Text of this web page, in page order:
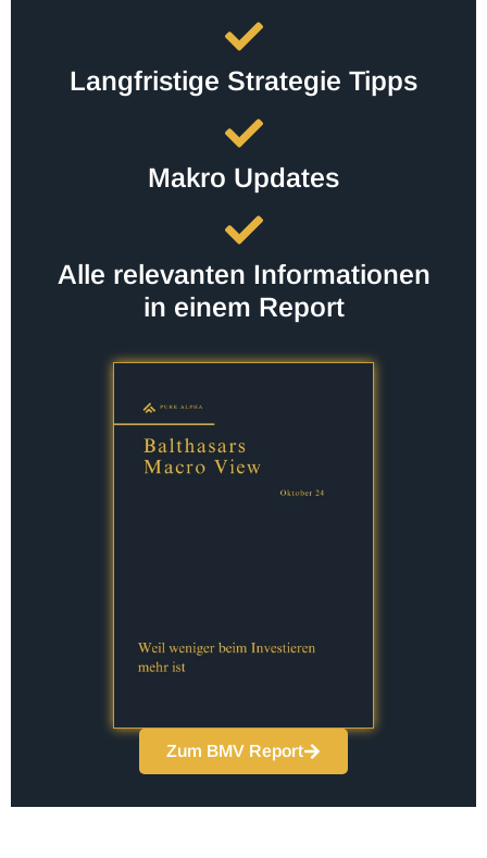
Langfristige Strategie Tipps
Makro Updates
Alle relevanten Informationen
in einem Report
Zum BMV Report